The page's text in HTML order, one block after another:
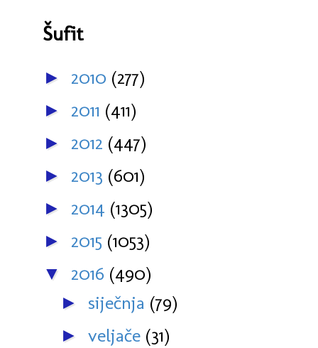
Šufit
► 2010 (277)
► 2011 (411)
► 2012 (447)
► 2013 (601)
► 2014 (1305)
► 2015 (1053)
▼ 2016 (490)
► siječnja (79)
► veljače (31)